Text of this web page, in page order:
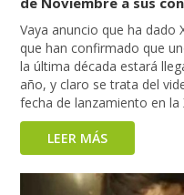
Vaya anuncio que ha dado
que han confirmado que
la última década estará
año, y claro se trata del
fecha de lanzamiento en la
LEER MÁS